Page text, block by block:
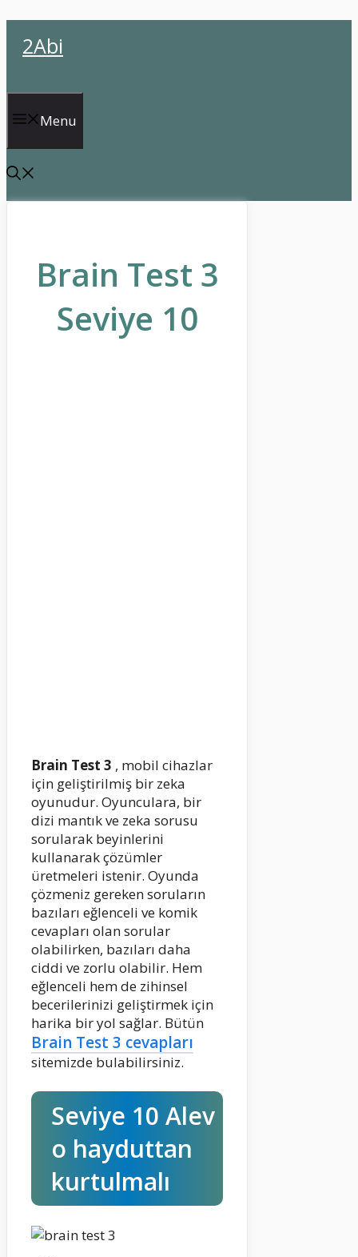
atla2Abi
Menu
Brain Test 3
Seviye 10
Brain Test 3 , mobil cihazlar
için geliştirilmiş bir zeka
oyunudur. Oyunculara, bir
dizi mantık ve zeka sorusu
sorularak beyinlerini
kullanarak çözümler
üretmeleri istenir. Oyunda
çözmeniz gereken soruların
bazıları eğlenceli ve komik
cevapları olan sorular
olabilirken, bazıları daha
ciddi ve zorlu olabilir. Hem
eğlenceli hem de zihinsel
becerilerinizi geliştirmek için
harika bir yol sağlar. Bütün
Brain Test 3 cevapları
sitemizde bulabilirsiniz.
Seviye 10 Alev
o hayduttan
kurtulmalı